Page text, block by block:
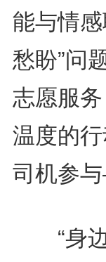
能与情
愁盼”问
志愿服
温度的
司机参
“身边